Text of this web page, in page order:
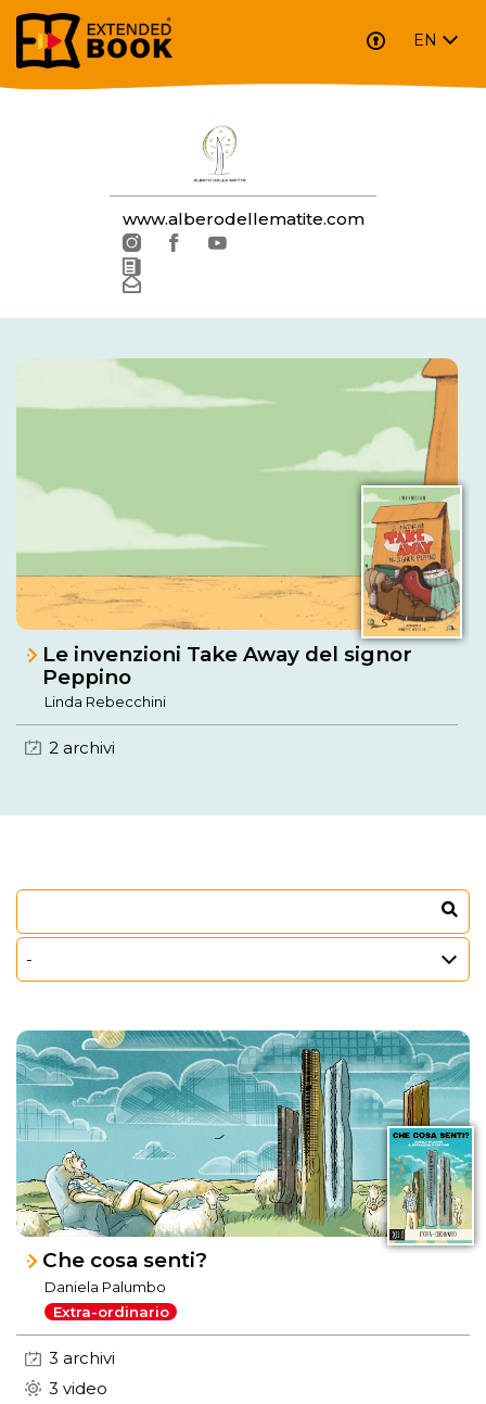
EN
ALBERO DELLE MATITE
www.alberodellematite.com
Le invenzioni Take Away del signor
Peppino
Linda Rebecchini
2 archivi
Che cosa senti?
Daniela Palumbo
Extra-ordinario
3 archivi
3 video